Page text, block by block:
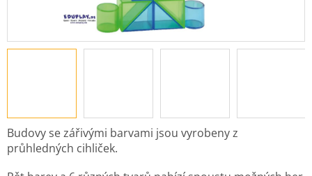
Budovy se zářivými barvami jsou vyrobeny z
průhledných cihliček.